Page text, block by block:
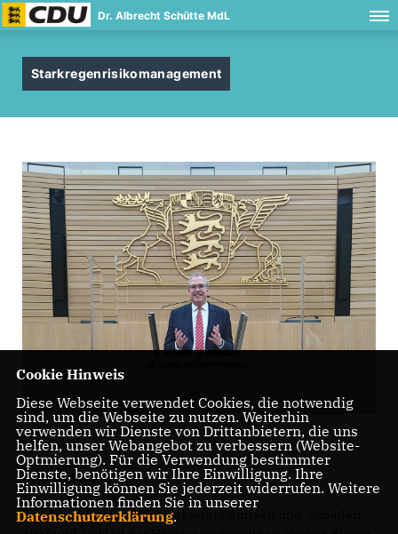
Dr. Albrecht Schütte MdL
Starkregenrisikomanagement
Begründung:
Seit den schweren Hochwasserereignissen und -schäden
Cookie Hinweis
Diese Webseite verwendet Cookies, die notwendig
sind, um die Webseite zu nutzen. Weiterhin
verwenden wir Dienste von Drittanbietern, die uns
helfen, unser Webangebot zu verbessern (Website-
Optmierung). Für die Verwendung bestimmter
Dienste, benötigen wir Ihre Einwilligung. Ihre
Einwilligung können Sie jederzeit widerrufen. Weitere
Informationen finden Sie in unserer
Datenschutzerklärung.